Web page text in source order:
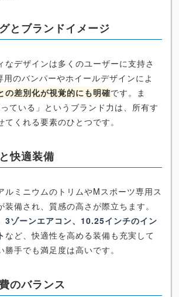
とブランドイメージ
なデザインは多くのユーザーに支持さ
のバンパーやホイールデザインによ
の差別化が視覚的にも明確です。ま
ている」というブランド力は、所有す
くれる要素のひとつです。
快適装備
ルミニウムのトリムやMスポーツ専用ス
装備され、質感の高さが際立ちます。
3ゾーンエアコン、10.25インチのイン
など、快適性を高める装備も充実して
手でも満足度は高いです。
のバランス